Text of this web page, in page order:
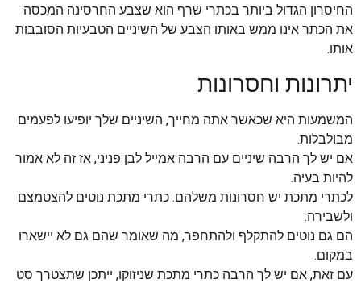
החיסרון הגדול ביותר בכתרי שרף הוא שצבע החרסינה המכסה
את הכתר אינו ממש באותו הצבע של השיניים הטבעיות הסובבות
אותו.
יתרונות וחסרונות
המשמעות היא שכאשר אתה מחייך, השיניים שלך יופיעו לפעמים
מבולבלות.
אם יש לך הרבה שיניים עם הרבה אמייל לבן פניני, אז זה לא אמור
להיות בעיה.
לכתרי מתכת יש חסרונות משלהם. כתרי מתכת נוטים להצטמצם
ולשבירה.
הם גם נוטים להתקלף ולהתחפר, מה שאומר שהם גם לא יישארו
במקום.
עם זאת, אם יש לך הרבה כתרי מתכת שניזוקו, ייתכן שתצטרך סט